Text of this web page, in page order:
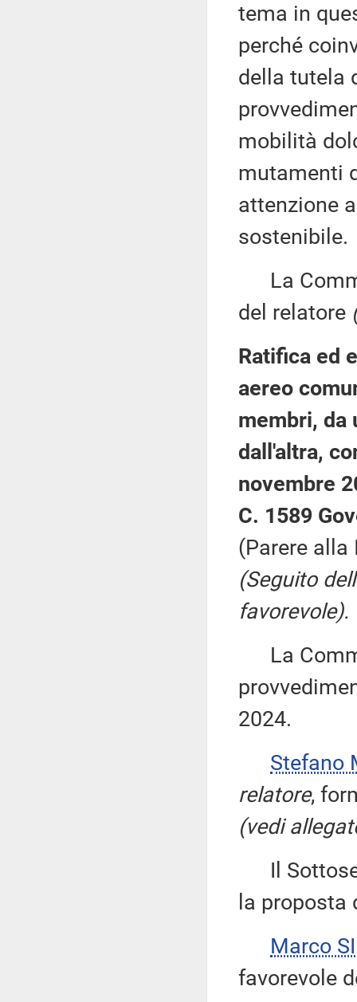
tema in
perché
della tutela
mobilità
mutamenti
attenzione
sostenibile.
La
del relatore
Ratifica ed
aereo
membri, da
dall'altra,
novembre
C. 1589
(Parere alla
(Seguito
favorevole).
La
2024.
Stefano
relatore,
(vedi
Il
la proposta
Marco
favorevole